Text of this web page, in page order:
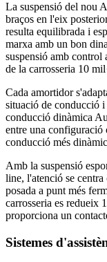
La suspensió del nou
braços en l'eix
resulta equilibrada i
marxa amb un bon
suspensió amb control
de la carrosseria 10
Cada amortidor
situació de conducció i
conducció dinàmica
entre una configuració
conducció més
Amb la suspensió
line, l'atenció se centra
posada a punt més
carrosseria es redueix
proporciona un
Sistemes